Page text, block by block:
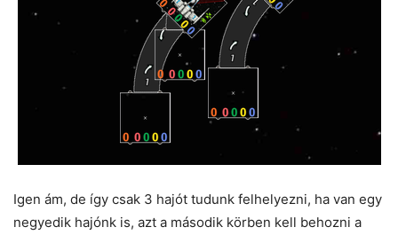
Igen ám, de így csak 3 hajót tudunk felhelyezni, ha van egy
negyedik hajónk is, azt a második körben kell behozni a